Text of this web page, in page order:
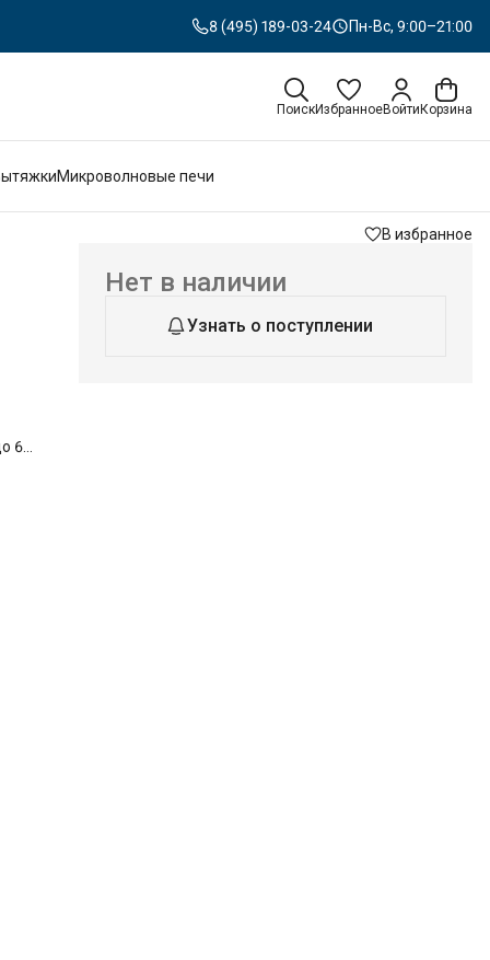
8 (495) 189-03-24 Пн-Вс, 9:00–21:00
ПоискИзбранноеВойти Корзина
Микроволновые печи
6
В избранное
Нет в наличии
Узнать о поступлении